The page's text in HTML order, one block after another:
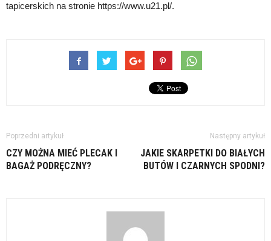
tapicerskich na stronie https://www.u21.pl/.
Poprzedni artykuł
CZY MOŻNA MIEĆ PLECAK I
BAGAŻ PODRĘCZNY?
Następny artykuł
JAKIE SKARPETKI DO BIAŁYCH
BUTÓW I CZARNYCH SPODNI?